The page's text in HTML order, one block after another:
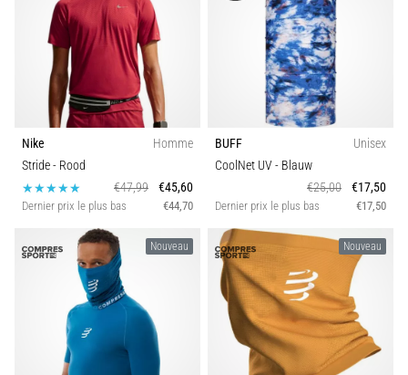
9 min. de lecture
Syndrome
l'essuie-
glace
causes,
traitement
et
prévention
également
Coupe
Fonction
Collection
Durabilité
Profil de Brassière
Nike
Homme
Stride- Rood
€47,99
€45,60
Dernier prix le plus bas €44,70
BUFF
Unisex
CoolNet UV- Blauw
€25,00
€17,50
Dernier prix le plus bas €17,50
Nouveau Nouveau